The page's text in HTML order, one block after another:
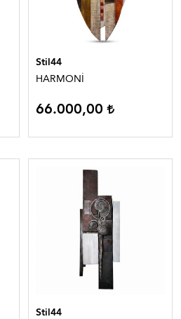
Stil44
HARMONİ
66.000,00
Stil44